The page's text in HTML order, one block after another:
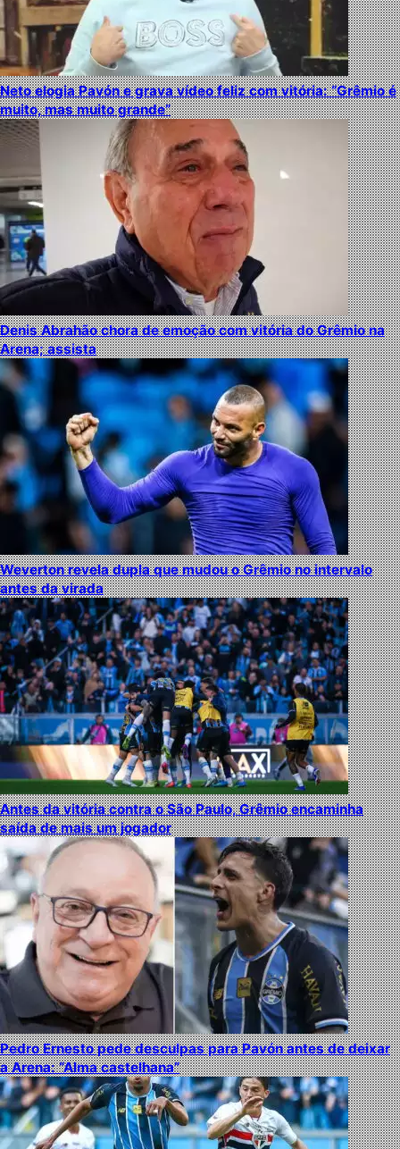
Neto elogia Pavón e grava vídeo feliz com vitória: “Grêmio é
muito, mas muito grande”
Denis Abrahão chora de emoção com vitória do Grêmio na
Arena; assista
Weverton revela dupla que mudou o Grêmio no intervalo
antes da virada
Antes da vitória contra o São Paulo, Grêmio encaminha
saída de mais um jogador
Pedro Ernesto pede desculpas para Pavón antes de deixar
a Arena: “Alma castelhana”